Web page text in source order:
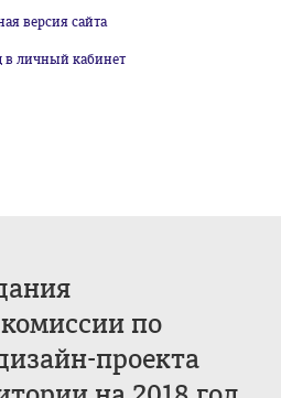
версия сайта
в личный кабинет
по
проекта